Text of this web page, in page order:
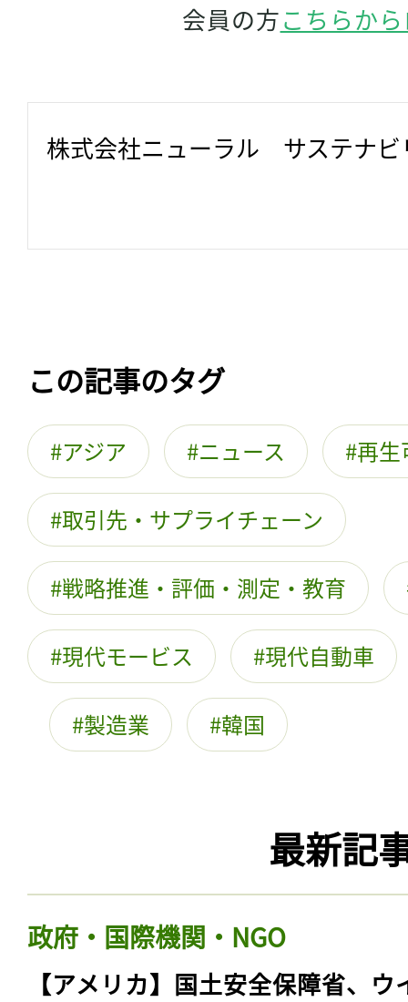
会員の方こちらか
株式会社ニューラル　サステナ
この記事のタグ
アジア ニュース 再生
取引先・サプライチェーン
戦略推進・評価・測定・教育
現代モービス 現代自動車
製造業 韓国
最新記
政府・国際機関・NGO
【アメリカ】国土安全保障省、ウ